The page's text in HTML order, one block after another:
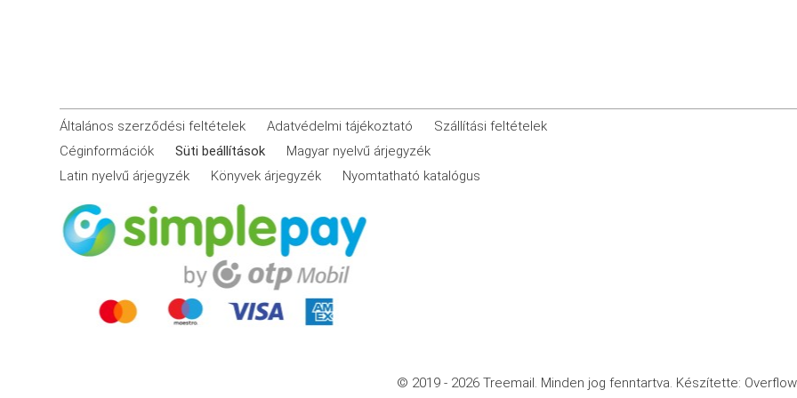
Általános szerződési feltételek Adatvédelmi tájékoztató
Szállítási feltételek
Céginformációk
Süti beállítások
Magyar nyelvű árjegyzék
Latin nyelvű árjegyzék
Könyvek árjegyzék Nyomtatható katalógus
© 2019 - 2026 Treemail. Minden jog fenntartva. Készítette: